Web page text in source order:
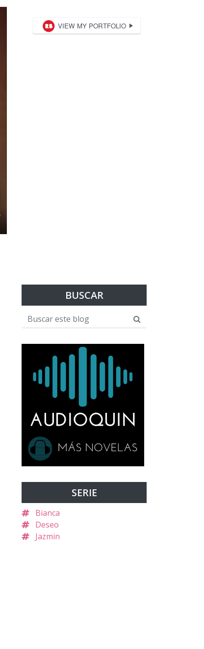
BUSCAR
SERIE
Bianca
Deseo
Jazmin